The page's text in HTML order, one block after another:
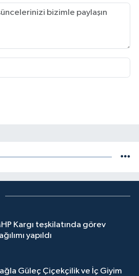
Kargı teşkilatında görev
yapıldı
Güleç Çiçekçilik ve İç Giyim